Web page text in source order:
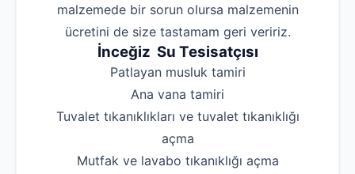
malzemede bir sorun olursa malzemenin
ücretini de size tastamam geri veririz.
İnceğiz Su Tesisatçısı
‌Patlayan musluk tamiri
‌Ana vana tamiri
‌Tuvalet tıkanıklıkları ve tuvalet tıkanıklığı
açma
‌Mutfak ve lavabo tıkanıklığı açma